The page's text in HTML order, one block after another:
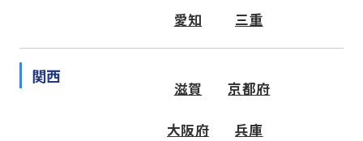
愛知 三重
関西
滋賀 京都府
大阪府 兵庫